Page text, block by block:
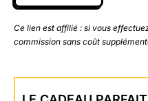
Ce lien est affilié : si vous
commission sans coût